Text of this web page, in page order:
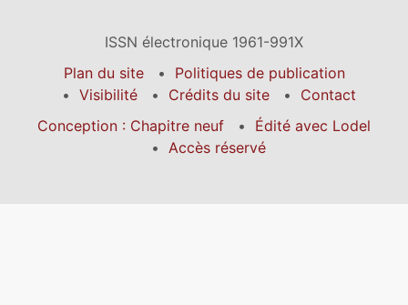
ISSN électronique 1961-991X
Plan du site
Politiques de publication
Visibilité
Crédits du site
Contact
Conception : Chapitre neuf
Édité avec Lodel
Accès réservé